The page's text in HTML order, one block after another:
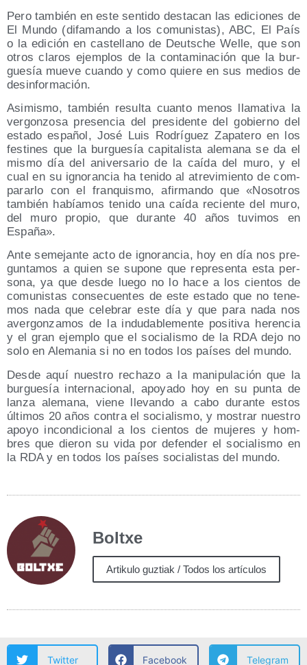
Pero tam­bién en este sen­ti­do des­ta­can las edi­cio­nes de
El Mun­do (difa­man­do a los comu­nis­tas), ABC, El País
o la edi­ción en cas­te­llano de Deu­ts­che Welle, que son
otros cla­ros ejem­plos de la con­ta­mi­na­ción que la bur­
gue­sía mue­ve cuan­do y como quie­re en sus medios de
desinformación.
Asi­mis­mo, tam­bién resul­ta cuan­to menos lla­ma­ti­va la
ver­gon­zo­sa pre­sen­cia del pre­si­den­te del gobierno del
esta­do espa­ñol, José Luis Rodrí­guez Zapa­te­ro en los
fes­ti­nes que la bur­gue­sía capi­ta­lis­ta ale­ma­na se da el
mis­mo día del ani­ver­sa­rio de la caí­da del muro, y el
cual en su igno­ran­cia ha teni­do al atre­vi­mien­to de com­
pa­rar­lo con el fran­quis­mo, afir­man­do que «Noso­tros
tam­bién había­mos teni­do una caí­da recien­te del muro,
del muro pro­pio, que duran­te 40 años tuvi­mos en
España».
Ante seme­jan­te acto de igno­ran­cia, hoy en día nos pre­
gun­ta­mos a quien se supo­ne que repre­sen­ta esta per­
so­na, ya que des­de lue­go no lo hace a los cien­tos de
comu­nis­tas con­se­cuen­tes de este esta­do que no tene­
mos nada que cele­brar este día y que para nada nos
aver­gon­za­mos de la indu­da­ble­men­te posi­ti­va heren­cia
y el gran ejem­plo que el socia­lis­mo de la RDA dejo no
solo en Ale­ma­nia si no en todos los paí­ses del mundo.
Des­de aquí nues­tro recha­zo a la mani­pu­la­ción que la
bur­gue­sía inter­na­cio­nal, apo­ya­do hoy en su pun­ta de
lan­za ale­ma­na, vie­ne lle­van­do a cabo duran­te estos
últi­mos 20 años con­tra el socia­lis­mo, y mos­trar nues­tro
apo­yo incon­di­cio­nal a los cien­tos de muje­res y hom­
bres que die­ron su vida por defen­der el socia­lis­mo en
la RDA y en todos los paí­ses socia­lis­tas del mundo.
Boltxe
Artikulo guztiak / Todos los artículos
Twitter Facebook Telegram